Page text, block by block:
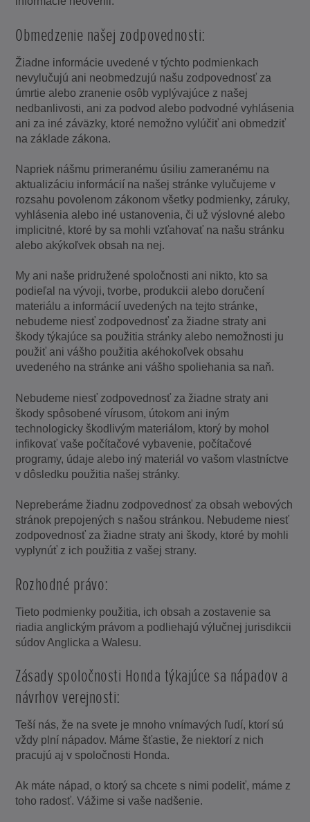
Obmedzenie našej zodpovednosti:
Žiadne informácie uvedené v týchto podmienkach
nevylučujú ani neobmedzujú našu zodpovednosť za
úmrtie alebo zranenie osôb vyplývajúce z našej
nedbanlivosti, ani za podvod alebo podvodné vyhlásenia
ani za iné záväzky, ktoré nemožno vylúčiť ani obmedziť
na základe zákona.
Napriek nášmu primeranému úsiliu zameranému na
aktualizáciu informácií na našej stránke vylučujeme v
rozsahu povolenom zákonom všetky podmienky, záruky,
vyhlásenia alebo iné ustanovenia, či už výslovné alebo
implicitné, ktoré by sa mohli vzťahovať na našu stránku
alebo akýkoľvek obsah na nej.
My ani naše pridružené spoločnosti ani nikto, kto sa
podieľal na vývoji, tvorbe, produkcii alebo doručení
materiálu a informácií uvedených na tejto stránke,
nebudeme niesť zodpovednosť za žiadne straty ani
škody týkajúce sa použitia stránky alebo nemožnosti ju
použiť ani vášho použitia akéhokoľvek obsahu
uvedeného na stránke ani vášho spoliehania sa naň.
Nebudeme niesť zodpovednosť za žiadne straty ani
škody spôsobené vírusom, útokom ani iným
technologicky škodlivým materiálom, ktorý by mohol
infikovať vaše počítačové vybavenie, počítačové
programy, údaje alebo iný materiál vo vašom vlastníctve
v dôsledku použitia našej stránky.
Nepreberáme žiadnu zodpovednosť za obsah webových
stránok prepojených s našou stránkou. Nebudeme niesť
zodpovednosť za žiadne straty ani škody, ktoré by mohli
vyplynúť z ich použitia z vašej strany.
Rozhodné právo:
Tieto podmienky použitia, ich obsah a zostavenie sa
riadia anglickým právom a podliehajú výlučnej jurisdikcii
súdov Anglicka a Walesu.
Zásady spoločnosti Honda týkajúce sa nápadov a
návrhov verejnosti:
Teší nás, že na svete je mnoho vnímavých ľudí, ktorí sú
vždy plní nápadov. Máme šťastie, že niektorí z nich
pracujú aj v spoločnosti Honda.
Ak máte nápad, o ktorý sa chcete s nimi podeliť, máme z
toho radosť. Vážime si vaše nadšenie.